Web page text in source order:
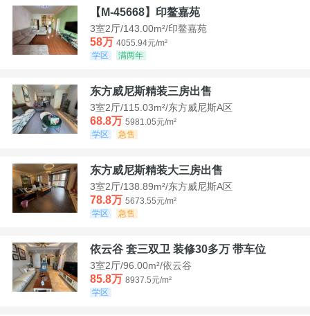
【M-45668】印鳌嘉苑
3室2厅/143.00m²/印鳌嘉苑
58万 4055.94元/m²
学区
满两年
东方威尼斯精装三房出售
3室2厅/115.03m²/东方威尼斯A区
68.8万 5981.05元/m²
学区
急售
东方威尼斯精装大三房出售
3室2厅/138.89m²/东方威尼斯A区
78.8万 5673.55元/m²
学区
急售
依云谷 套三双卫 装修30多万 带车位
3室2厅/96.00m²/依云谷
85.8万 8937.5元/m²
学区